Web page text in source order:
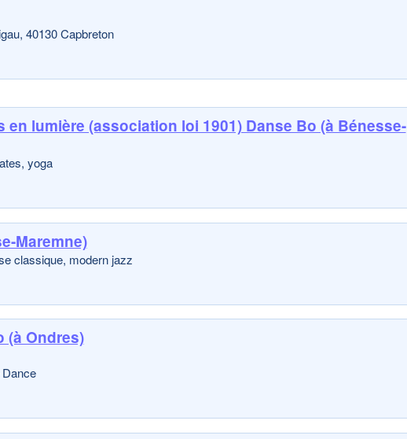
40130 Capbreton
en lumière (association loi 1901) Danse Bo (à Bénesse-
yoga
Maremne)
classique, modern jazz
(à Ondres)